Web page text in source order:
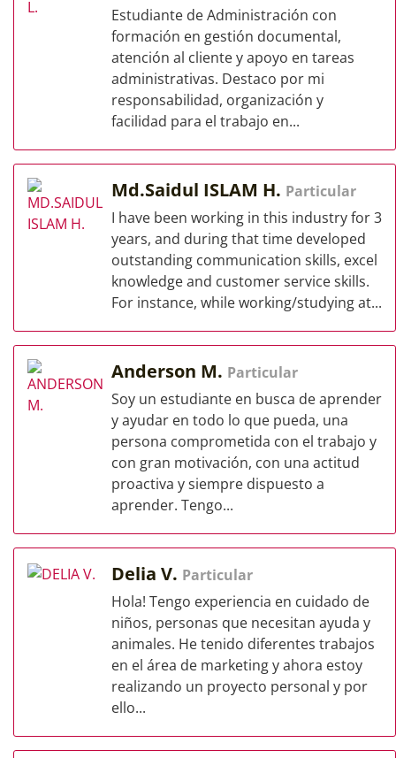
Estudiante de Administración con
formación en gestión documental,
atención al cliente y apoyo en tareas
administrativas. Destaco por mi
responsabilidad, organización y
facilidad para el trabajo en...
Md.Saidul ISLAM H. Particular
I have been working in this industry for 3
years, and during that time developed
outstanding communication skills, excel
knowledge and customer service skills.
For instance, while working/studying at...
Anderson M. Particular
Soy un estudiante en busca de aprender
y ayudar en todo lo que pueda, una
persona comprometida con el trabajo y
con gran motivación, con una actitud
proactiva y siempre dispuesto a
aprender. Tengo...
Delia V. Particular
Hola! Tengo experiencia en cuidado de
niños, personas que necesitan ayuda y
animales. He tenido diferentes trabajos
en el área de marketing y ahora estoy
realizando un proyecto personal y por
ello...